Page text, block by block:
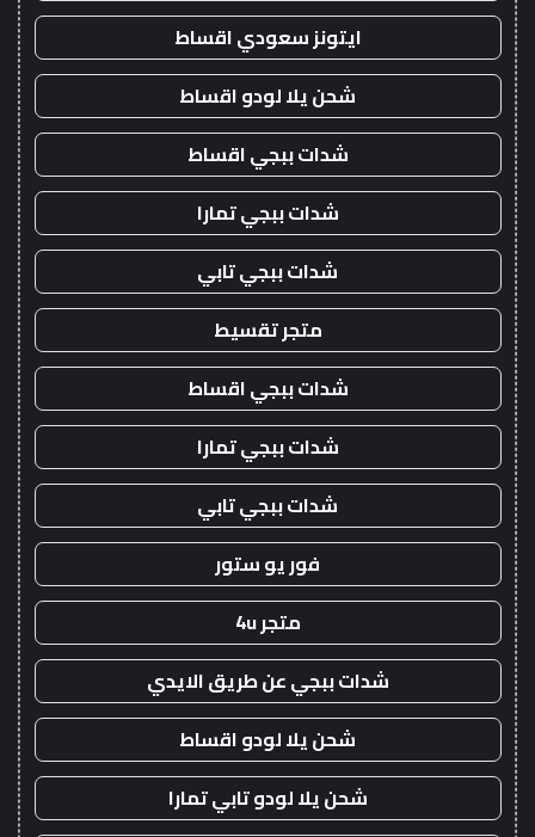
ايتونز سعودي اقساط
شحن يلا لودو اقساط
شدات ببجي اقساط
شدات ببجي تمارا
شدات ببجي تابي
متجر تقسيط
شدات ببجي اقساط
شدات ببجي تمارا
شدات ببجي تابي
فور يو ستور
متجر 4u
شدات ببجي عن طريق الايدي
شحن يلا لودو اقساط
شحن يلا لودو تابي تمارا